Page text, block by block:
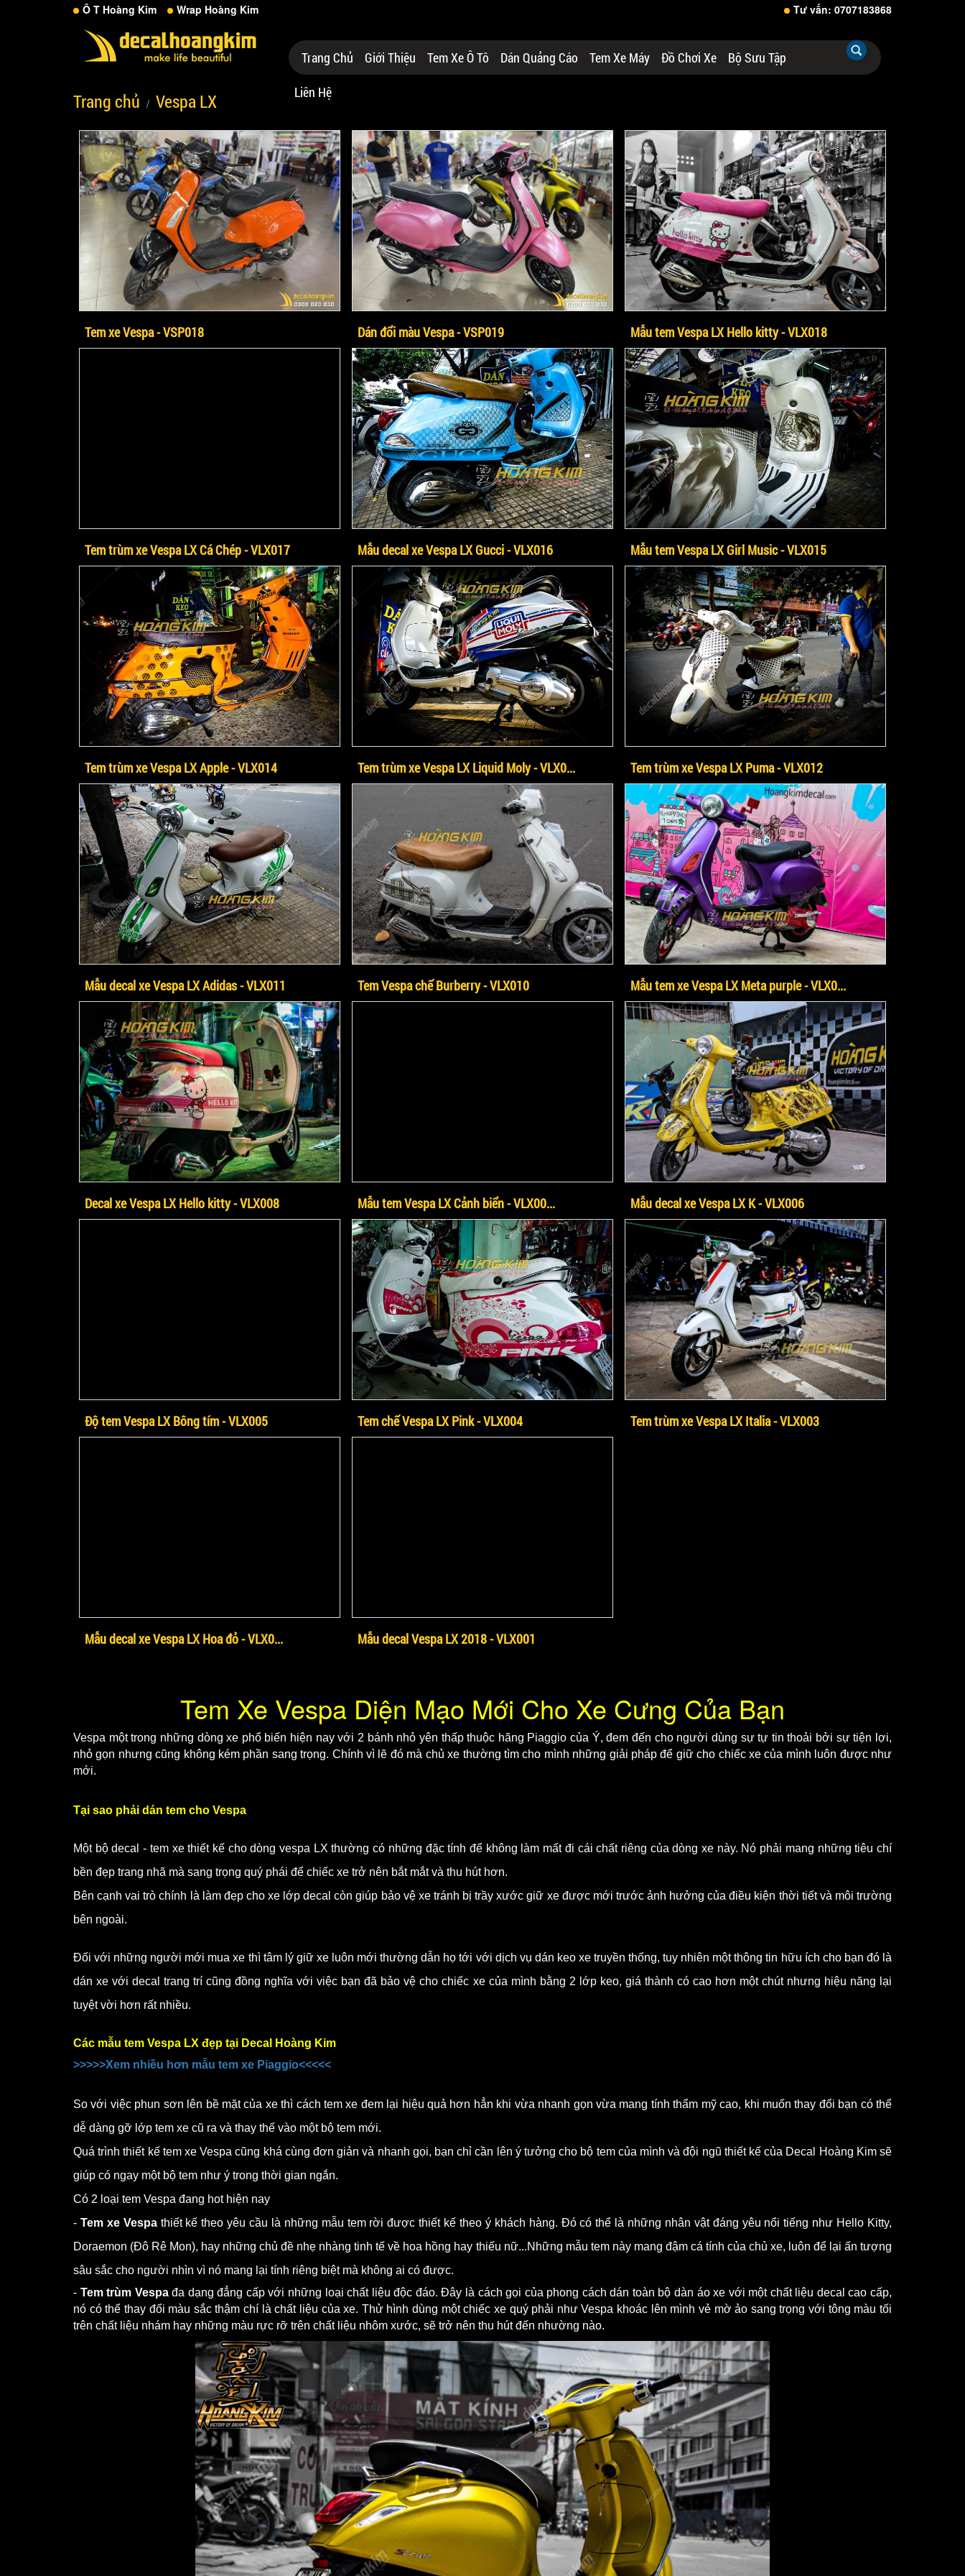
Ô T Hoàng Kim Wrap Hoàng Kim Tư vấn: 0707183868
Trang Chủ Giới Thiệu Tem Xe Ô Tô Dán Quảng Cáo Tem Xe Máy Đồ Chơi Xe
Bộ Sưu Tập
Liên Hệ
Trang chủ Vespa LX
Tem xe Vespa - VSP018 Dán đổi màu Vespa - VSP019 Mẫu tem Vespa LX Hello kitty - VLX018
Tem trùm xe Vespa LX Cá Chép - VLX017 Mẫu decal xe Vespa LX Gucci - VLX016 Mẫu tem Vespa LX Girl Music - VLX015
Tem trùm xe Vespa LX Apple - VLX014 Tem trùm xe Vespa LX Liquid Moly - VLX0... Tem trùm xe Vespa LX Puma - VLX012
Mẫu decal xe Vespa LX Adidas - VLX011 Tem Vespa chế Burberry - VLX010 Mẫu tem xe Vespa LX Meta purple - VLX0...
Decal xe Vespa LX Hello kitty - VLX008 Mẫu tem Vespa LX Cảnh biển - VLX00... Mẫu decal xe Vespa LX K - VLX006
Độ tem Vespa LX Bông tím - VLX005 Tem chế Vespa LX Pink - VLX004 Tem trùm xe Vespa LX Italia - VLX003
Mẫu decal xe Vespa LX Hoa đỏ - VLX0... Mẫu decal Vespa LX 2018 - VLX001
Tem Xe Vespa Diện Mạo Mới Cho Xe Cưng Của Bạn
Vespa một trong những dòng xe phổ biến hiện nay với 2 bánh nhỏ yên thấp thuộc hãng Piaggio của Ý, đem đến cho người dùng sự tự tin thoải bởi sự tiện lợi,
nhỏ gọn nhưng cũng không kém phần sang trọng. Chính vì lẽ đó mà chủ xe thường tìm cho mình những giải pháp để giữ cho chiếc xe của mình luôn được như
mới.
Tại sao phải dán tem cho Vespa
Một bộ decal - tem xe thiết kế cho dòng vespa LX thường có những đặc tính để không làm mất đi cái chất riêng của dòng xe này. Nó phải mang những tiêu chí
bền đẹp trang nhã mà sang trọng quý phái để chiếc xe trở nên bắt mắt và thu hút hơn.
Bên cạnh vai trò chính là làm đẹp cho xe lớp decal còn giúp bảo vệ xe tránh bị trầy xước giữ xe được mới trước ảnh hưởng của điều kiện thời tiết và môi trường
bên ngoài.
Đối với những người mới mua xe thì tâm lý giữ xe luôn mới thường dẫn họ tới với dịch vụ dán keo xe truyền thống, tuy nhiên một thông tin hữu ích cho bạn đó là
dán xe với decal trang trí cũng đồng nghĩa với việc bạn đã bảo vệ cho chiếc xe của mình bằng 2 lớp keo, giá thành có cao hơn một chút nhưng hiệu năng lại
tuyệt vời hơn rất nhiều.
Các mẫu tem Vespa LX đẹp tại Decal Hoàng Kim
>>>>>Xem nhiều hơn mẫu tem xe Piaggio<<<<<
So với việc phun sơn lên bề mặt của xe thì cách tem xe đem lại hiệu quả hơn hẳn khi vừa nhanh gọn vừa mang tính thẩm mỹ cao, khi muốn thay đổi bạn có thể
dễ dàng gỡ lớp tem xe cũ ra và thay thế vào một bộ tem mới.
Quá trình thiết kế tem xe Vespa cũng khá cùng đơn giản và nhanh gọi, bạn chỉ cần lên ý tưởng cho bộ tem của mình và đội ngũ thiết kế của Decal Hoàng Kim sẽ
giúp có ngay một bộ tem như ý trong thời gian ngắn.
Có 2 loại tem Vespa đang hot hiện nay
- Tem xe Vespathiết kế theo yêu cầu là những mẫu tem rời được thiết kế theo ý khách hàng. Đó có thể là những nhân vật đáng yêu nổi tiếng như Hello Kitty,
Doraemon (Đô Rê Mon), hay những chủ đề nhẹ nhàng tinh tế về hoa hồng hay thiếu nữ...Những mẫu tem này mang đậm cá tính của chủ xe, luôn để lại ấn tượng
sâu sắc cho người nhìn vì nó mang lại tính riêng biệt mà không ai có được.
- Tem trùm Vespađa dạng đẳng cấp với những loại chất liệu độc đáo. Đây là cách gọi của phong cách dán toàn bộ dàn áo xe với một chất liệu decal cao cấp,
nó có thể thay đổi màu sắc thậm chí là chất liệu của xe. Thử hình dùng một chiếc xe quý phải như Vespa khoác lên mình vẻ mờ ảo sang trọng với tông màu tối
trên chất liệu nhám hay những màu rực rỡ trên chất liệu nhôm xước, sẽ trở nên thu hút đến nhường nào.